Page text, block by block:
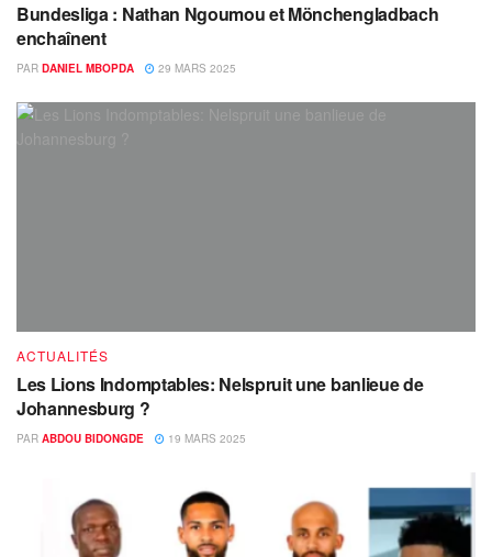
Bundesliga : Nathan Ngoumou et Mönchengladbach
enchaînent
PAR DANIEL MBOPDA 29 MARS 2025
ACTUALITÉS
Les Lions Indomptables: Nelspruit une banlieue de
Johannesburg ?
PAR ABDOU BIDONGDE 19 MARS 2025